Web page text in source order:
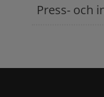
Press- och